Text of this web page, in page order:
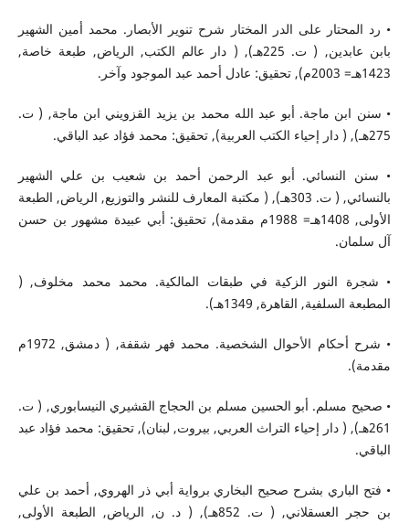
• رد المحتار على الدر المختار شرح تنوير الأبصار. محمد أمين الشهير
بابن عابدين, ( ت. 225هـ), ( دار عالم الكتب, الرياض, طبعة خاصة,
1423هـ= 2003م), تحقيق: عادل أحمد عبد الموجود وآخر.
• سنن ابن ماجة. أبو عبد الله محمد بن يزيد القزويني ابن ماجة, ( ت.
275هـ), ( دار إحياء الكتب العربية), تحقيق: محمد فؤاد عبد الباقي.
• سنن النسائي. أبو عبد الرحمن أحمد بن شعيب بن علي الشهير
بالنسائي, ( ت. 303هـ), ( مكتبة المعارف للنشر والتوزيع, الرياض, الطبعة
الأولى, 1408هـ= 1988م مقدمة), تحقيق: أبي عبيدة مشهور بن حسن
آل سلمان.
• شجرة النور الزكية في طبقات المالكية. محمد محمد مخلوف, (
المطبعة السلفية, القاهرة, 1349هـ).
• شرح أحكام الأحوال الشخصية. محمد فهر شقفة, ( دمشق, 1972م
مقدمة).
• صحيح مسلم. أبو الحسين مسلم بن الحجاج القشيري النيسابوري, ( ت.
261هـ), ( دار إحياء التراث العربي, بيروت, لبنان), تحقيق: محمد فؤاد عبد
الباقي.
• فتح الباري بشرح صحيح البخاري برواية أبي ذر الهروي, أحمد بن علي
بن حجر العسقلاني, ( ت. 852هـ), ( د. ن, الرياض, الطبعة الأولى,